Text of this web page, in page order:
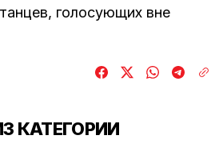
голосующих вне
КАТЕГОРИИ